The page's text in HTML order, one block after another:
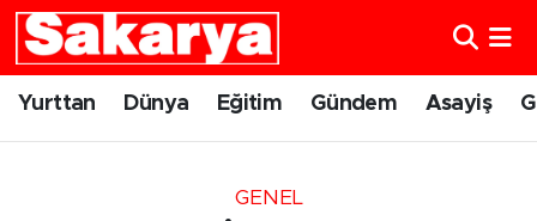
Yurttan Dünya Eğitim Gündem Asayiş
GENEL
Yurttan
Eskişehir Nöbetçi Eczaneler